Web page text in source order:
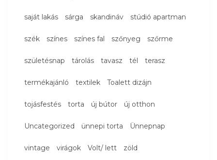
saját lakás sárga skandináv stúdió apartman
szék színes színes fal szőnyeg szőrme
születésnap tárolás tavasz tél terasz
termékajánló textilek Toalett dizájn
tojásfestés torta új bútor új otthon
Uncategorized ünnepi torta Ünnepnap
vintage virágok Volt/ lett zöld